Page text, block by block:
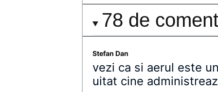
78 de
Stefan Dan
vezi ca si aerul este
uitat cine